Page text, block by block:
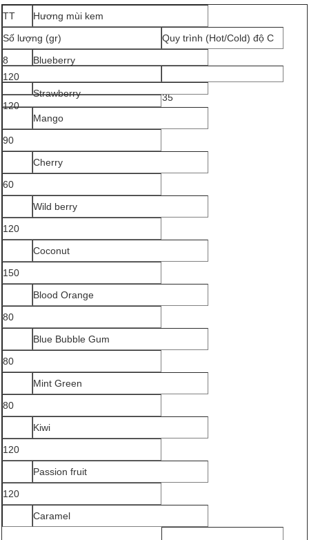
TT
Hương mùi kem
Số lượng (gr)
Quy trình (Hot/Cold) độ C
8
Blueberry
120
35
Strawberry
120
Mango
90
Cherry
60
Wild berry
120
Coconut
150
Blood Orange
80
Blue Bubble Gum
80
Mint Green
80
Kiwi
120
Passion fruit
120
Caramel